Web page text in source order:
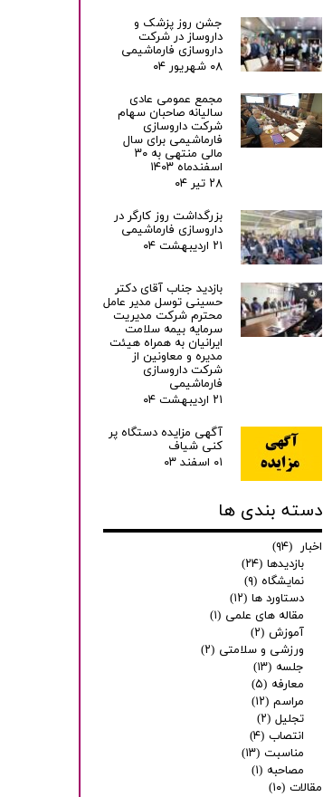
جشن روز پزشک و
داروساز در شرکت
داروسازی فارماشیمی
۰۸ شهریور ۰۴
مجمع عمومی عادی
سالیانه صاحبان سهام
شرکت داروسازی
فارماشیمی برای سال
مالی منتهی به ۳۰
اسفندماه ۱۴۰۳
۲۸ تیر ۰۴
بزرگداشت روز کارگر در
داروسازی فارماشیمی
۲۱ اردیبهشت ۰۴
بازدید جناب آقای دکتر
حسینی توسل مدیر عامل
محترم شرکت مدیریت
سرمایه بیمه سلامت
ایرانیان به همراه هیئت
مدیره و معاونین از
شرکت داروسازی
فارماشیمی
۲۱ اردیبهشت ۰۴
آگهی مزایده دستگاه پر
کنی شیاف
۰۱ اسفند ۰۳
دسته بندی ها
اخبار (۹۴)
بازدیدها (۲۴)
نمایشگاه (۹)
دستاورد ها (۱۲)
مقاله های علمی (۱)
آموزش (۲)
ورزشی و سلامتی (۲)
جلسه (۱۳)
معارفه (۵)
مراسم (۱۲)
تجلیل (۲)
انتصاب (۴)
مناسبت (۱۳)
مصاحبه (۱)
مقالات (۱۰)